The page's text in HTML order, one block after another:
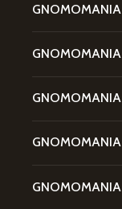
GNOMOMANIA